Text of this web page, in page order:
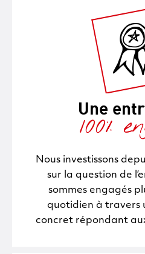
Une
100%
Nous investissons
sur la question de
sommes engagés
quotidien à travers
concret répondant